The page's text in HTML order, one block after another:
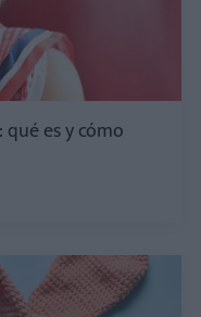
es y cómo